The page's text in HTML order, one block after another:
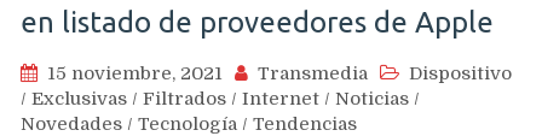
en listado de proveedores de Apple
15 noviembre, 2021 Transmedia
Dispositivo
/ Exclusivas / Filtrados / Internet / Noticias /
Novedades / Tecnología / Tendencias